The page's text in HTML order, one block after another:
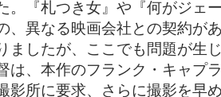
『札つき女』や『何がジェ
異なる映画会社との契約が
したが、ここでも問題が生
、本作のフランク・キャプ
所に要求、さらに撮影を早